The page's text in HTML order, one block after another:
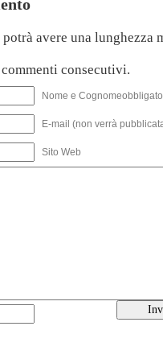
avere una lunghezza
consecutivi.
Nome e
E-mail (non verrà
Sito Web